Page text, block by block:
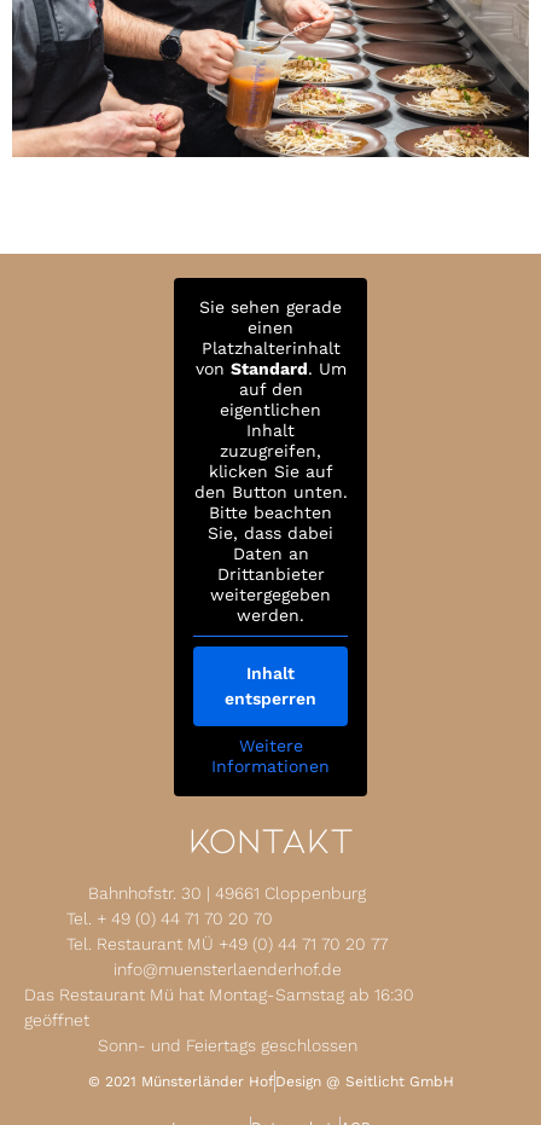
Kontakt
Bahnhofstr. 30 | 49661 Cloppenburg
Tel. + 49 (0) 44 71 70 20 70
Tel. Restaurant MÜ +49 (0) 44 71 70 20 77
info@muensterlaenderhof.de
Das Restaurant Mü hat Montag-Samstag ab 16:30
geöffnet
Sonn- und Feiertags geschlossen
Sie sehen gerade
einen
Platzhalterinhalt
von Standard. Um
auf den
eigentlichen
Inhalt
zuzugreifen,
klicken Sie auf
den Button unten.
Bitte beachten
Sie, dass dabei
Daten an
Drittanbieter
weitergegeben
werden.
Inhalt
entsperren
Weitere
Informationen
© 2021 Münsterländer HofDesign @ Seitlicht GmbH